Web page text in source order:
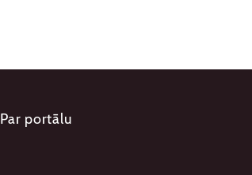
Par portālu